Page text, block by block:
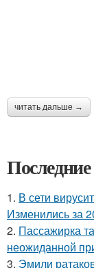
читать дальше →
1. В сети
Изменились за
2. Пассажирка
неожиданной
3. Эмили